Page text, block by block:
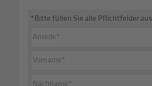
*Bitte füllen Sie alle Pflichtfelder aus
Anrede*